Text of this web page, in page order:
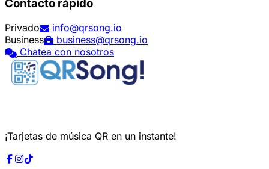
Contacto rápido
Privado
info@qrsong.io
Business
business@qrsong.io
Chatea con nosotros
¡Tarjetas de música QR en un instante!